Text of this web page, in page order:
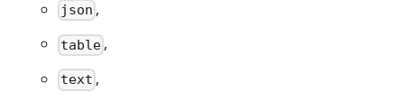
json ,
table ,
text ,